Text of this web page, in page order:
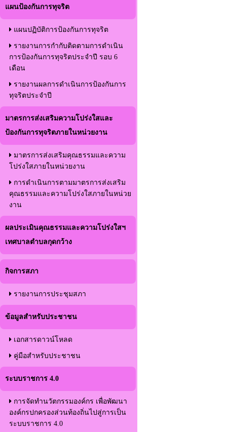
แผนป้องกันการทุจริต
แผนปฏิบัติการป้องกันการทุจริต
รายงานการกำกับติดตามการดำเนิน
การป้องกันการทุจริตประจำปี รอบ 6
เดือน
รายงานผลการดำเนินการป้องกันการ
ทุจริตประจำปี
มาตรการส่งเสริมความโปร่งใสและ
ป้องกันการทุจริตภายในหน่วยงาน
มาตรการส่งเสริมคุณธรรมและความ
โปร่งใสภายในหน่วยงาน
การดำเนินการตามมาตรการส่งเสริม
คุณธรรมและความโปร่งใสภายในหน่วย
งาน
ผลประเมินคุณธรรมและความโปร่งใสฯ
เทศบาลตำบลกุดกว้าง
กิจการสภา
รายงานการประชุมสภา
ข้อมูลสำหรับประชาชน
เอกสารดาวน์โหลด
คู่มือสำหรับประชาชน
ระบบราชการ 4.0
การจัดทำนวัตกรรมองค์กร เพื่อพัฒนา
องค์กรปกครองส่วนท้องถิ่นไปสู่การเป็น
ระบบราชการ 4.0